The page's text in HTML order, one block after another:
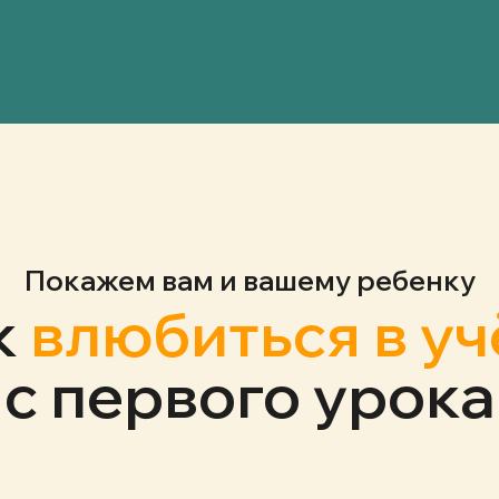
Покажем вам и вашему ребенку
влюбиться в
с первого урока